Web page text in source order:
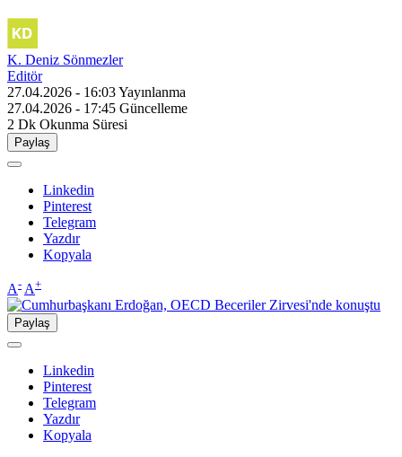
K. Deniz Sönmezler
Editör
27.04.2026 - 16:03Yayınlanma
27.04.2026 - 17:45 Güncelleme
2 Dk Okunma Süresi
Paylaş
Linkedin
Pinterest
Telegram
Yazdır
Kopyala
A- A+
Paylaş
Linkedin
Pinterest
Telegram
Yazdır
Kopyala